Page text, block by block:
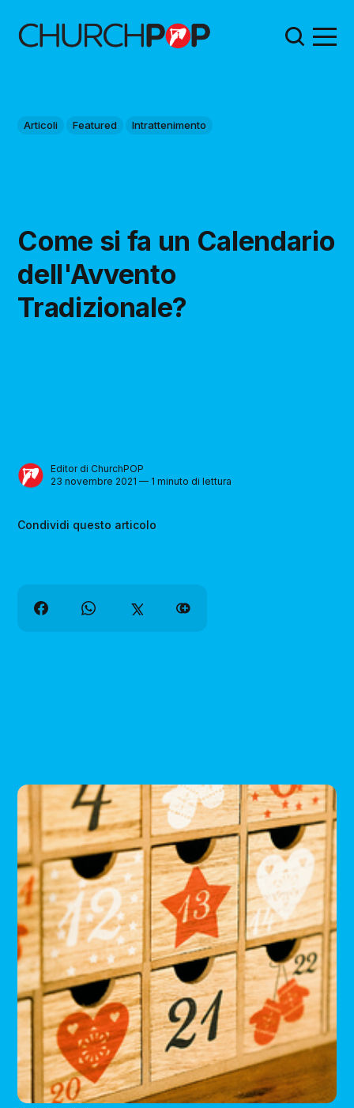
Articoli Featured Intrattenimento
Come si fa un Calendario
dell'Avvento
Tradizionale?
Editor di ChurchPOP
23 novembre 2021 — 1 minuto di lettura
Condividi questo articolo